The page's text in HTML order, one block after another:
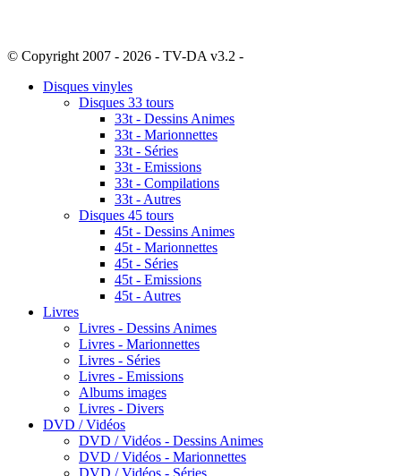
© Copyright 2007 - 2026 - TV-DA v3.2 -
Disques vinyles
Disques 33 tours
33t - Dessins Animes
33t - Marionnettes
33t - Séries
33t - Emissions
33t - Compilations
33t - Autres
Disques 45 tours
45t - Dessins Animes
45t - Marionnettes
45t - Séries
45t - Emissions
45t - Autres
Livres
Livres - Dessins Animes
Livres - Marionnettes
Livres - Séries
Livres - Emissions
Albums images
Livres - Divers
DVD / Vidéos
DVD / Vidéos - Dessins Animes
DVD / Vidéos - Marionnettes
DVD / Vidéos - Séries